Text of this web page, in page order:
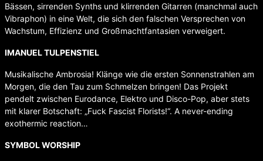
Bässen, sirrenden Synths und klirrenden Gitarren (manchmal auch
Vibraphon) in eine Welt, die sich den falschen Versprechen von
Wachstum, Effizienz und Großmachtfantasien verweigert.
IMANUEL TULPENSTIEL
Musikalische Ambrosia! Klänge wie die ersten Sonnenstrahlen am
Morgen, die den Tau zum Schmelzen bringen! Das Projekt
pendelt zwischen Eurodance, Elektro und Disco-Pop, aber stets
mit klarer Botschaft: „Fuck Fascist Florists!“. A never-ending
exothermic reaction…
SYMBOL WORSHIP